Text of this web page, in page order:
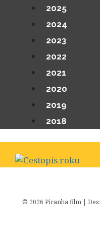
Přeskočit
2025
2024
2023
2022
2021
2020
2019
2018
© 2026 Piranha film |